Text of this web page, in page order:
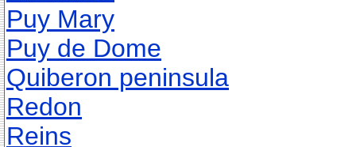
Puy Mary
Puy de Dome
Quiberon peninsula
Redon
Reins